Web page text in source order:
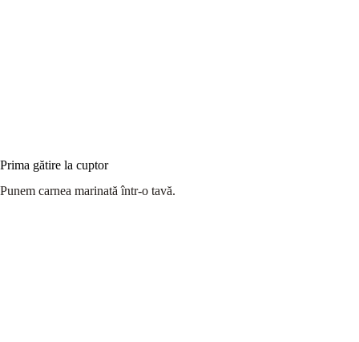
Prima gătire la cuptor
Punem carnea marinată într-o tavă.